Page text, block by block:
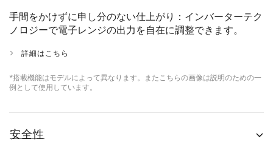
手間をかけずに申し分のない仕上がり：インバーターテク
ノロジーで電子レンジの出力を自在に調整できます。
詳細はこちら
*搭載機能はモデルによって異なります。またこちらの画像は説明のための一
例として使用しています。
安全性